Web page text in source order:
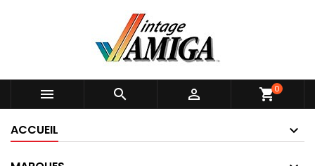
   shopping_cart0
ACCUEIL